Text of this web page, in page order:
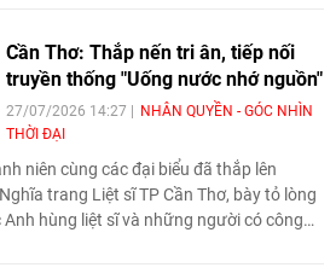
Cần Thơ: Thắp nến tri ân, tiếp nối
truyền thống "Uống nước nhớ nguồn"
27/07/2026 14:27
NHÂN QUYỀN - GÓC NHÌN
THỜI ĐẠI
niên cùng các đại biểu đã thắp lên
trang Liệt sĩ TP Cần Thơ, bày tỏ lòng
Anh hùng liệt sĩ và những người có công